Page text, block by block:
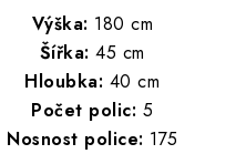
Výška: 180 cm
Šířka: 45 cm
Hloubka: 40 cm
Počet polic: 5
Nosnost police: 175